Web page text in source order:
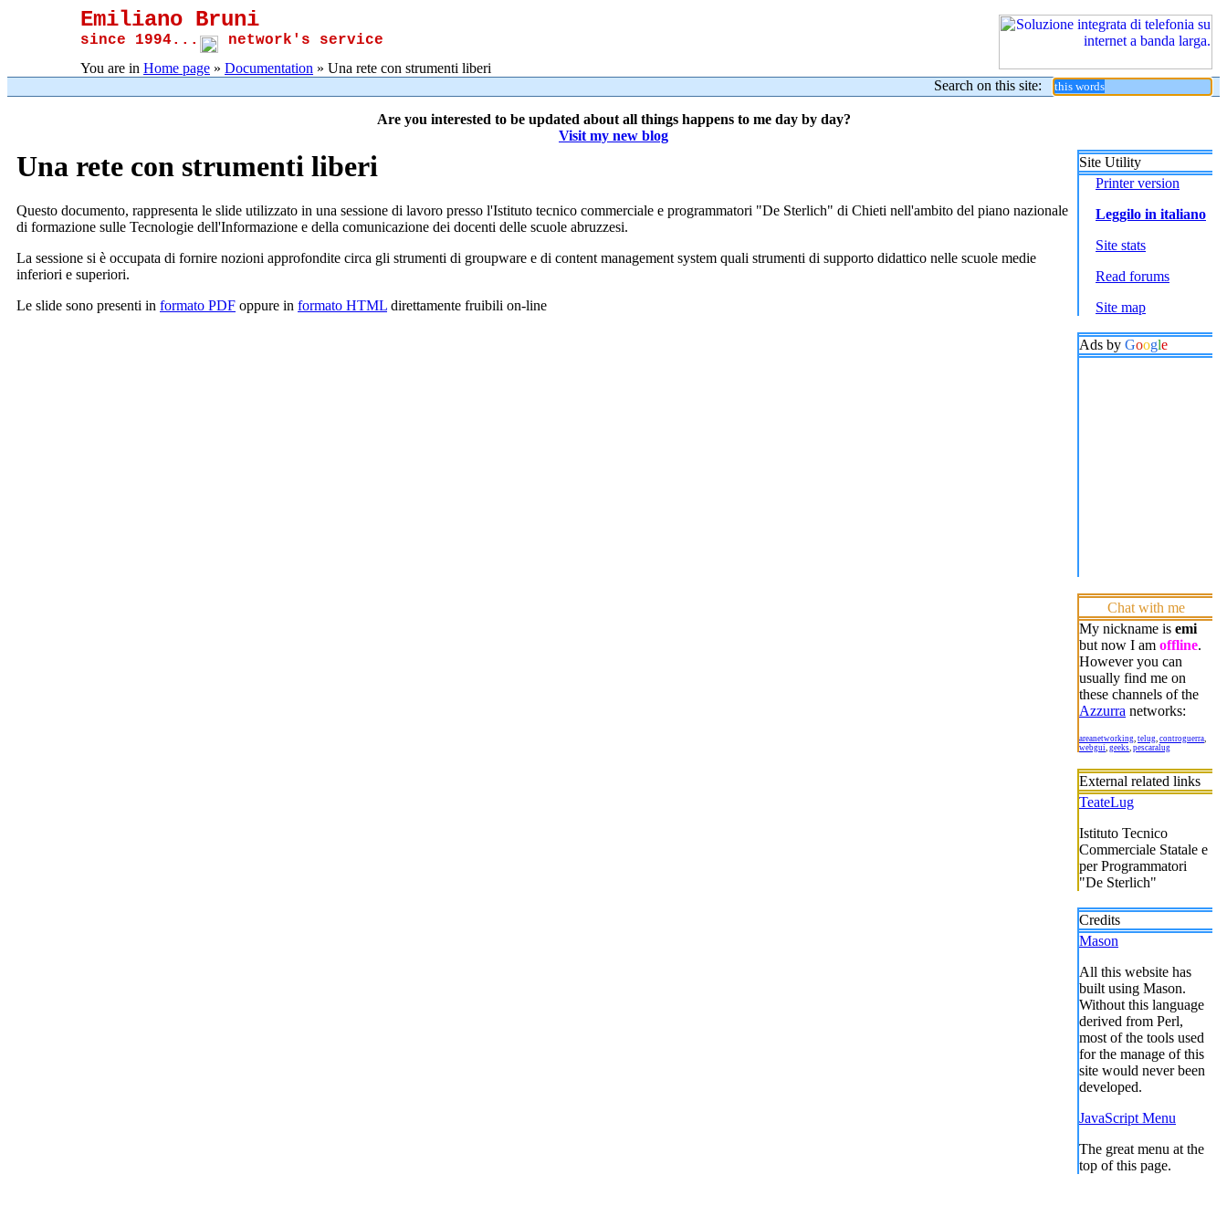
Emiliano Bruni
since 1994... network's service
You are in Home page » Documentation » Una rete con strumenti liberi
Search on this site:
Are you interested to be updated about all things happens to me day by day?
Visit my new blog
Una rete con strumenti liberi
Questo documento, rappresenta le slide utilizzato in una sessione di lavoro presso l'Istituto tecnico commerciale e programmatori "De Sterlich" di Chieti nell'ambito del piano nazionale
di formazione sulle Tecnologie dell'Informazione e della comunicazione dei docenti delle scuole abruzzesi.
La sessione si è occupata di fornire nozioni approfondite circa gli strumenti di groupware e di content management system quali strumenti di supporto didattico nelle scuole medie
inferiori e superiori.
Le slide sono presenti in formato PDF oppure in formato HTML direttamente fruibili on-line
Site Utility
Printer version
Leggilo in italiano
Site stats
Read forums
Site map
Ads by Google
Chat with me
My nickname is emi
but now I am offline.
However you can
usually find me on
these channels of the
Azzurra networks:
areanetworking, telug, controguerra,
webgui, geeks, pescaralug
External related links
TeateLug
Istituto Tecnico
Commerciale Statale e
per Programmatori
"De Sterlich"
Credits
Mason
All this website has
built using Mason.
Without this language
derived from Perl,
most of the tools used
for the manage of this
site would never been
developed.
JavaScript Menu
The great menu at the
top of this page.